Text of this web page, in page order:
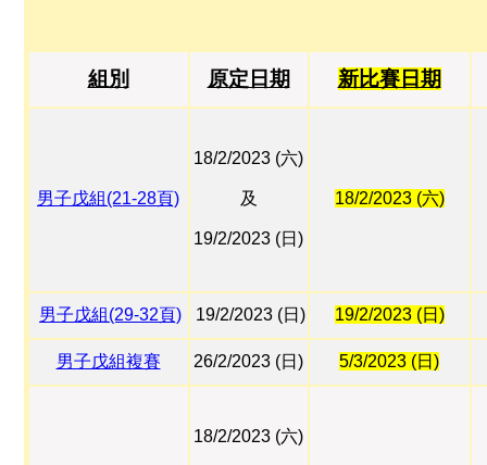
組別 原定日期 新比賽日期
男子戊組(21-28頁)
18/2/2023 (六)
及
19/2/2023 (日)
18/2/2023 (六)
男子戊組(29-32頁) 19/2/2023 (日) 19/2/2023 (日)
男子戊組複賽 26/2/2023 (日) 5/3/2023 (日)
18/2/2023 (六)